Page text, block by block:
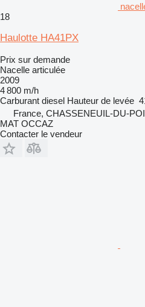
18
Haulotte HA41PX
Prix sur demande
Nacelle articulée
2009
4 800 m/h
Carburant diesel Hauteur de levée
France, CHASSENEUIL-DU-
MAT OCCAZ
Contacter le vendeur